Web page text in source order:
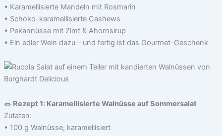
• Karamellisierte Mandeln mit Rosmarin
• Schoko-karamellisierte Cashews
• Pekannüsse mit Zimt & Ahornsirup
• Ein edler Wein dazu – und fertig ist das Gourmet-Geschenk
🥗 Rezept 1: Karamellisierte Walnüsse auf Sommersalat
Zutaten:
• 100 g Walnüsse, karamellisiert